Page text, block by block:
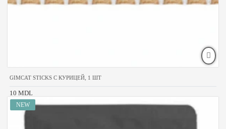
GIMCAT STICKS С КУРИЦЕЙ, 1 ШТ
10 MDL